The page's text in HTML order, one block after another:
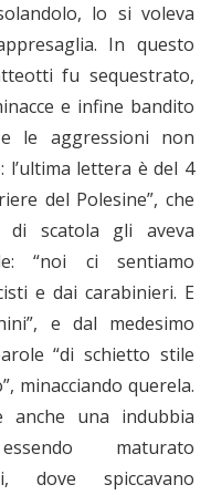
lo si voleva
In questo
fu sequestrato,
e infine bandito
le aggressioni non
l’ultima lettera è del 4
del Polesine”, che
scatola gli aveva
“noi ci sentiamo
e dai carabinieri. E
e dal medesimo
“di schietto stile
minacciando querela.
anche una indubbia
maturato
dove spiccavano